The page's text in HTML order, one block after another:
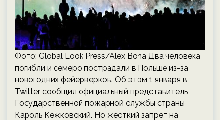
Фото: Global Look Press/Alex Bona Два человека
погибли и семеро пострадали в Польше из-за
новогодних фейерверков. Об этом 1 января в
Twitter сообщил официальный представитель
Государственной пожарной службы страны
Кароль Кежковский. Но жесткий запрет на